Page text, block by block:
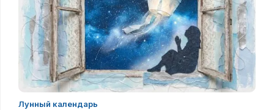
Лунный календарь